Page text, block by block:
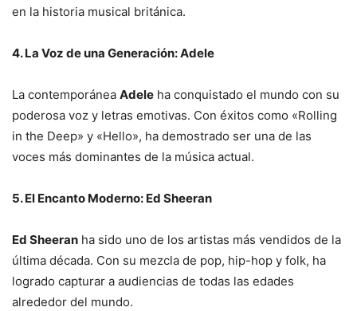
en la historia musical británica.
4. La Voz de una Generación: Adele
La contemporánea Adele ha conquistado el mundo con su
poderosa voz y letras emotivas. Con éxitos como «Rolling
in the Deep» y «Hello», ha demostrado ser una de las
voces más dominantes de la música actual.
5. El Encanto Moderno: Ed Sheeran
Ed Sheeran ha sido uno de los artistas más vendidos de la
última década. Con su mezcla de pop, hip-hop y folk, ha
logrado capturar a audiencias de todas las edades
alrededor del mundo.